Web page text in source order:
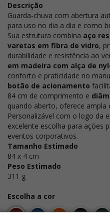
Descrição
Guarda-chuva com abertura
para uso no dia a dia e como
Sua estrutura combina aço
varetas em fibra de vidro,
durabilidade e resistência ao
em madeira com alça de
conforto e praticidade no
botão de acionamento
84 cm de comprimento e
quando aberto, oferece ampla
Personalizável com o logo da
excelente escolha para ações
eventos corporativos.
Tamanho Estimado
84 x 4 cm
Peso Estimado
311 g
Escolha a cor